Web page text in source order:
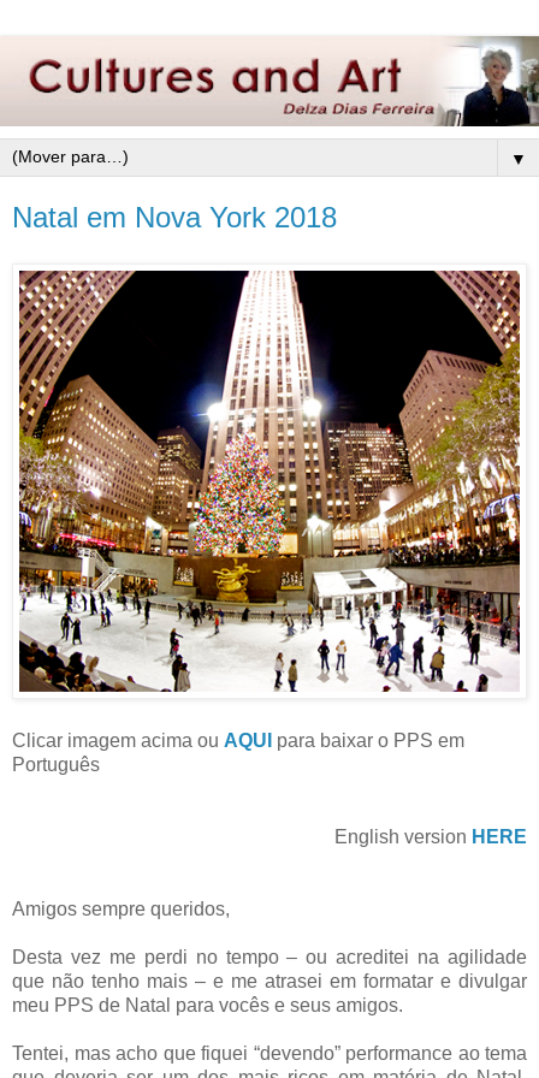
▼
Natal em Nova York 2018
Clicar imagem acima ou AQUI para baixar o PPS em
Português
English version HERE
Amigos sempre queridos,
Desta vez me perdi no tempo – ou acreditei na agilidade
que não tenho mais – e me atrasei em formatar e divulgar
meu PPS de Natal para vocês e seus amigos.
Tentei, mas acho que fiquei “devendo” performance ao tema